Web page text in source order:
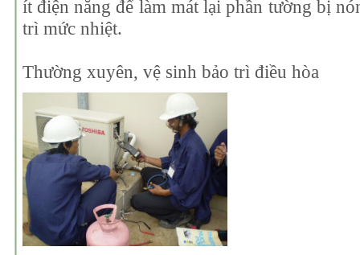
ít điện năng để làm mát lại phần tường bị
trì mức nhiệt.
Thường xuyên, vệ sinh bảo trì điều hòa